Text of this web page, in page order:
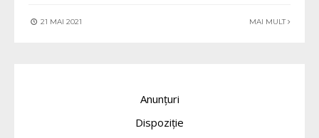
21 MAI 2021 MAI MULT
Anunțuri
Dispoziție